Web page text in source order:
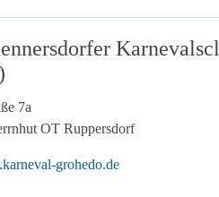
7a
OT Ruppersdorf
Website:grohedo.de